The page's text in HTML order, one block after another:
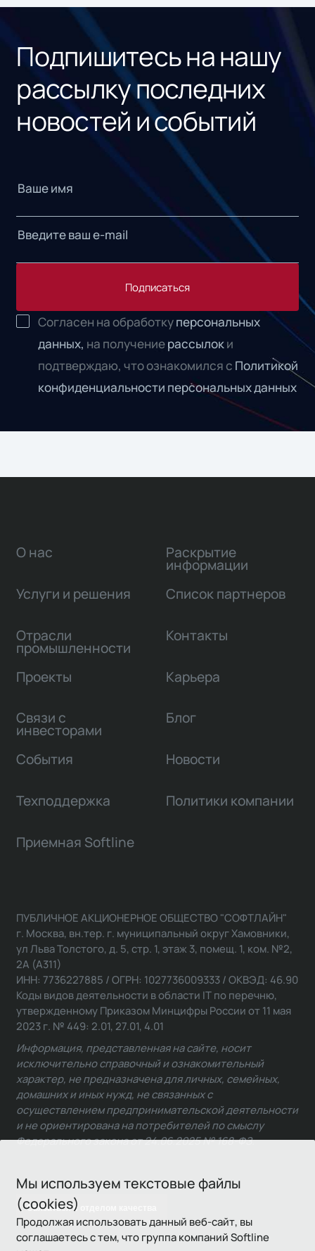
Подпишитесь на нашу
рассылку последних
новостей и событий
Подписаться
Согласен на обработкуперсональных
данных, на получениерассылоки
подтверждаю, что ознакомился с Политикой
конфиденциальности персональных данных
Мы используем текстовые файлы
(cookies)
Продолжая использовать данный веб-сайт, вы
соглашаетесь с тем, что группа компаний Softline
О нас
Услуги и решения
Отрасли
промышленности
Проекты
Связи с
инвесторами
Раскрытие
информации
Список партнеров
Контакты
Карьера
Блог
События Новости
Техподдержка Политики компании
Приемная Softline
Связаться с отделом качества
ПУБЛИЧНОЕ АКЦИОНЕРНОЕ ОБЩЕСТВО "СОФТЛАЙН"
г. Москва, вн.тер. г. муниципальный округ Хамовники,
ул Льва Толстого, д. 5, стр. 1, этаж 3, помещ. 1, ком. №2,
2А (А311)
ИНН: 7736227885 / ОГРН: 1027736009333 / ОКВЭД: 46.90
Коды видов деятельности в области IT по перечню,
утвержденному Приказом Минцифры России от 11 мая
2023 г. № 449: 2.01, 27.01, 4.01
Информация, представленная на сайте, носит
исключительно справочный и ознакомительный
характер, не предназначена для личных, семейных,
домашних и иных нужд, не связанных с
осуществлением предпринимательской деятельности
и не ориентирована на потребителей по смыслу
Федерального закона от 24.06.2025 № 168-ФЗ.